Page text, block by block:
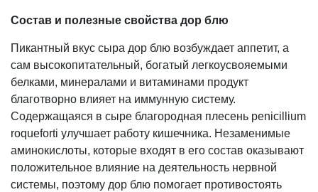
Состав и полезные свойства дор блю
Пикантный вкус сыра дор блю возбуждает аппетит, а
сам высокопитательный, богатый легкоусвояемыми
белками, минералами и витаминами продукт
благотворно влияет на иммунную систему.
Содержащаяся в сыре благородная плесень penicillium
roqueforti улучшает работу кишечника. Незаменимые
аминокислоты, которые входят в его состав оказывают
положительное влияние на деятельность нервной
системы, поэтому дор блю помогает противостоять